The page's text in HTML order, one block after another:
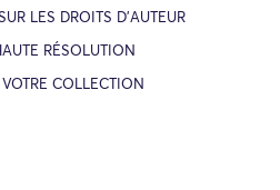
LES DROITS D’AUTEUR
RÉSOLUTION
COLLECTION